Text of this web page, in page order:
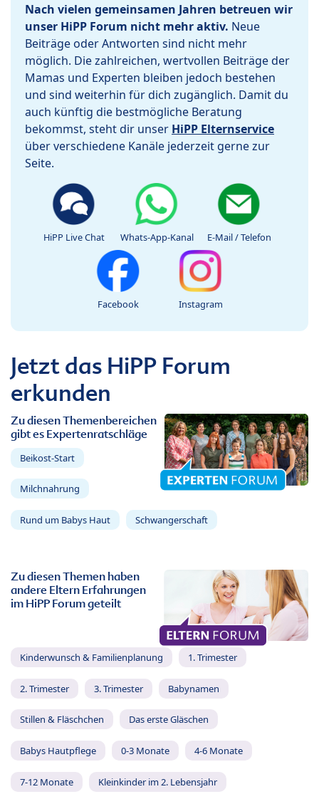
Nach vielen gemeinsamen Jahren betreuen wir
unser HiPP Forum nicht mehr aktiv. Neue
Beiträge oder Antworten sind nicht mehr
möglich. Die zahlreichen, wertvollen Beiträge der
Mamas und Experten bleiben jedoch bestehen
und sind weiterhin für dich zugänglich. Damit du
auch künftig die bestmögliche Beratung
bekommst, steht dir unser HiPP Elternservice
über verschiedene Kanäle jederzeit gerne zur
Seite.
HiPP Live Chat Whats-App-Kanal E-Mail / Telefon
Facebook Instagram
Jetzt das HiPP Forum
erkunden
Zu diesen Themenbereichen
gibt es Expertenratschläge
Beikost-Start
Milchnahrung
Rund um Babys Haut Schwangerschaft
Zu diesen Themen haben
andere Eltern Erfahrungen
im HiPP Forum geteilt
Kinderwunsch & Familienplanung 1. Trimester
2. Trimester 3. Trimester Babynamen
Stillen & Fläschchen Das erste Gläschen
Babys Hautpflege 0-3 Monate 4-6 Monate
7-12 Monate Kleinkinder im 2. Lebensjahr